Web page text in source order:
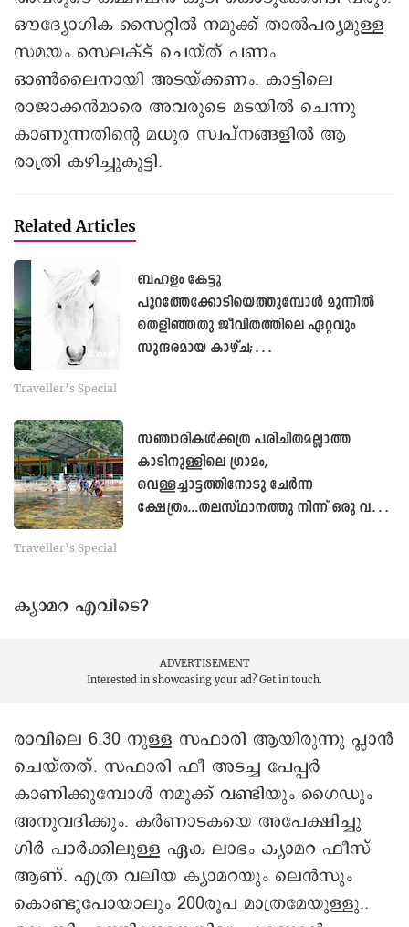
ഔദ്യോഗിക സൈറ്റിൽ നമുക്ക് താൽപര്യമുള്ള
സമയം സെലക്ട് ചെയ്ത് പണം
ഓൺലൈനായി അടയ്ക്കണം. കാട്ടിലെ
രാജാക്കൻമാരെ അവരുടെ മടയിൽ ചെന്നു
കാണുന്നതിന്റെ മധുര സ്വപ്നങ്ങളിൽ ആ
രാത്രി കഴിച്ചുകൂട്ടി.
Related Articles
ബഹളം കേട്ടു
പുറത്തേക്കോടിയെത്തുമ്പോൾ മുന്നിൽ
തെളിഞ്ഞതു ജീവിതത്തിലെ ഏറ്റവും
സുന്ദരമായ കാഴ്ച;
Traveller’s Special
സഞ്ചാരികൾക്കത്ര പരിചിതമല്ലാത്ത
കാടിനുള്ളിലെ ഗ്രാമം,
വെള്ളച്ചാ‌ട്ടത്തിനോടു ചേർന്ന
ക്ഷേത്രം...തലസ്ഥാനത്തു നിന്ന് ഒരു വൺ
Traveller’s Special
ക്യാമറ എവിടെ?
ADVERTISEMENT
Interested in showcasing your ad? Get in touch.
രാവിലെ 6.30 നുള്ള സഫാരി ആയിരുന്നു പ്ലാൻ
ചെയ്തത്. സഫാരി ഫീ അടച്ച പേപ്പർ
കാണിക്കുമ്പോൾ നമുക്ക് വണ്ടിയും ഗൈഡും
അനുവദിക്കും. കർണാടകയെ അപേക്ഷിച്ചു
ഗിർ പാർക്കിലുള്ള ഏക ലാഭം ക്യാമറ ഫീസ്
ആണ്. എത്ര വലിയ ക്യാമറയും ലെൻസും
കൊണ്ടുപോയാലും 200രൂപ മാത്രമേയുള്ളു..